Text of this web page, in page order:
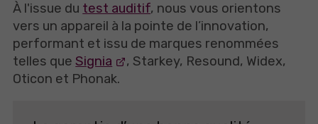
À l'issue du test auditif, nous vous orientons
vers un appareil à la pointe de l’innovation,
performant et issu de marques renommées
telles queSignia
, Starkey, Resound, Widex,
Oticon et Phonak.